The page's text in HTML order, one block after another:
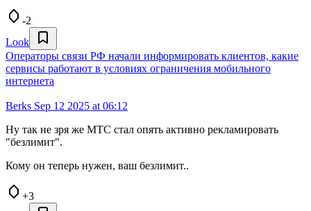
-2
Look
Операторы связи РФ начали информировать клиентов, какие
сервисы работают в условиях ограничения мобильного
интернета
Berks Sep 12 2025 at 06:12
Ну так не зря же МТС стал опять активно рекламировать
"безлимит".
Кому он теперь нужен, ваш безлимит..
+3